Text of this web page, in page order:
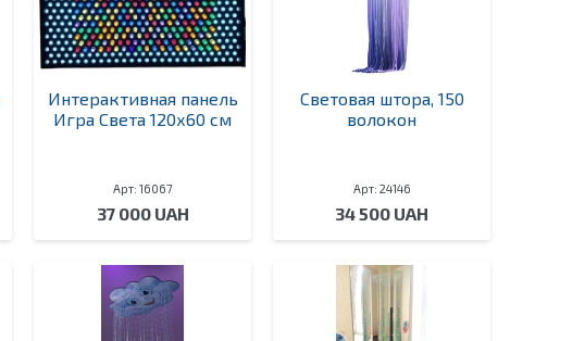
Интерактивная панель
Игра Света 120х60 см
Арт: 16067
37 000 UAH
Световая штора, 150
волокон
Арт: 24146
34 500 UAH